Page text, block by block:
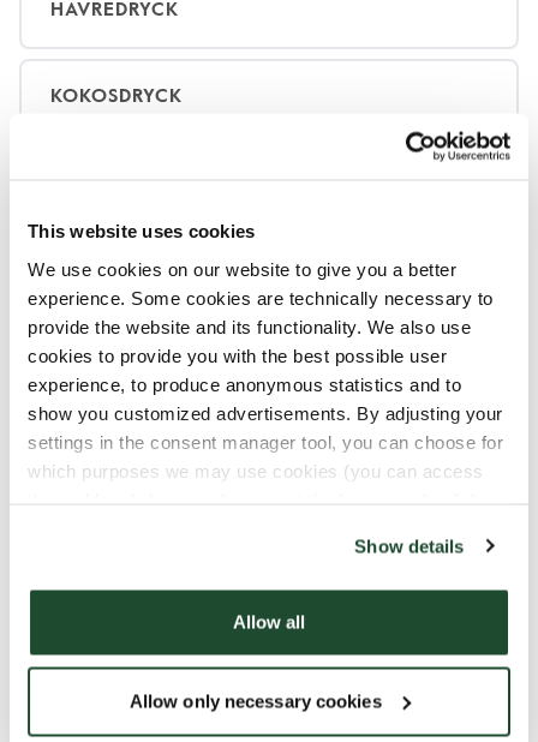
This website uses cookies
We use cookies on our website to give you a better
experience. Some cookies are technically necessary to
provide the website and its functionality. We also use
cookies to provide you with the best possible user
experience, to produce anonymous statistics and to
show you customized advertisements. By adjusting your
settings in the consent manager tool, you can choose for
which purposes we may use cookies (you can access
Show details
Allow all
Allow only necessary cookies
HAVREDRYCK
KOKOSDRYCK
Innehåll
Vi hanterar olika produkter och allergener
i våra Coffee Shops som kan komma i
kontakt med varandra.
Alla våra produkter hanteras med mycket
omsorg, men på grund av att produkter med
olika allergener hanteras i samma lokal kan
Allergener
Mjölk